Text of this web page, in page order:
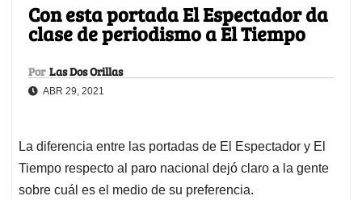
Con esta portada El Espectador da
clase de periodismo a El Tiempo
Por Las Dos Orillas
ABR 29, 2021
La diferencia entre las portadas de El Espectador y El
Tiempo respecto al paro nacional dejó claro a la gente
sobre cuál es el medio de su preferencia.